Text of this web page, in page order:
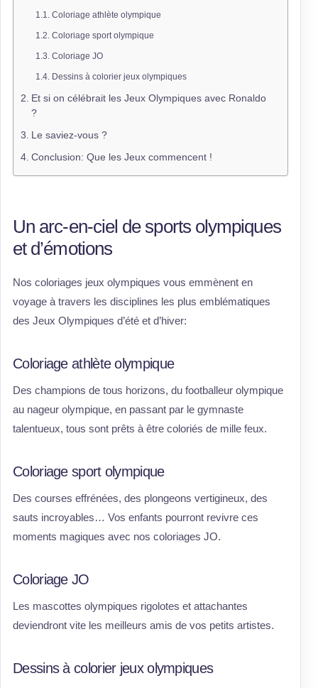
Coloriage athlète olympique
Coloriage sport olympique
Coloriage JO
Dessins à colorier jeux olympiques
Et si on célébrait les Jeux Olympiques avec Ronaldo
?
Le saviez-vous ?
Conclusion: Que les Jeux commencent !
Un arc-en-ciel de sports olympiques
et d’émotions
Nos coloriages jeux olympiques vous emmènent en
voyage à travers les disciplines les plus emblématiques
des Jeux Olympiques d’été et d’hiver:
Coloriage athlète olympique
Des champions de tous horizons, du footballeur olympique
au nageur olympique, en passant par le gymnaste
talentueux, tous sont prêts à être coloriés de mille feux.
Coloriage sport olympique
Des courses effrénées, des plongeons vertigineux, des
sauts incroyables… Vos enfants pourront revivre ces
moments magiques avec nos coloriages JO.
Coloriage JO
Les mascottes olympiques rigolotes et attachantes
deviendront vite les meilleurs amis de vos petits artistes.
Dessins à colorier jeux olympiques